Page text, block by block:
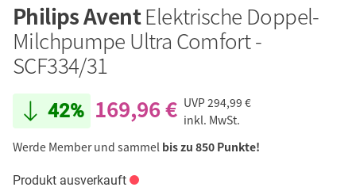
Philips AventElektrische Doppel-
Milchpumpe Ultra Comfort -
SCF334/31
42% 169,96 € UVP294,99 €
inkl. MwSt.
Werde Member und sammel bis zu 850 Punkte!
Produkt ausverkauft